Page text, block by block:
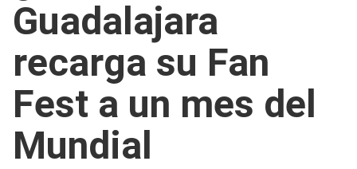
Guadalajara
recarga su Fan
Fest a un mes del
Mundial